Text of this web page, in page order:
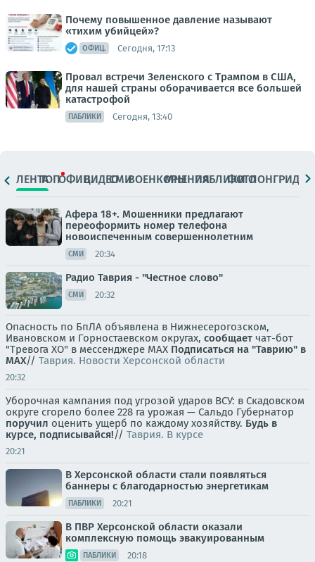
Почему повышенное давление называют
«тихим убийцей»?
ОФИЦ. Сегодня, 17:13
Провал встречи Зеленского с Трампом в США,
для нашей страны оборачивается все большей
катастрофой
ПАБЛИКИ Сегодня, 13:40
ЛЕНТАТОПОФИЦ.ВИДЕОСМИВОЕНКОРЫМНЕНИЯПАБЛИКИ
ФОТОЛОНГРИДЫ
Афера 18+. Мошенники предлагают
переоформить номер телефона
новоиспеченным совершеннолетним
СМИ 20:34
Радио Таврия - "Честное слово"
СМИ 20:32
Опасность по БпЛА объявлена в Нижнесерогозском,
Ивановском и Горностаевском округах, сообщает чат-бот
"Тревога ХО" в мессенджере MAX Подписаться на "Таврию" в
MAX// Таврия. Новости Херсонской области
20:32
Уборочная кампания под угрозой ударов ВСУ: в Скадовском
округе сгорело более 228 га урожая — Сальдо Губернатор
поручил оценить ущерб по каждому хозяйству. Будь в
курсе, подписывайся!// Таврия. В курсе
20:21
В Херсонской области стали появляться
баннеры с благодарностью энергетикам
ПАБЛИКИ 20:21
В ПВР Херсонской области оказали
комплексную помощь эвакуированным
ПАБЛИКИ 20:18